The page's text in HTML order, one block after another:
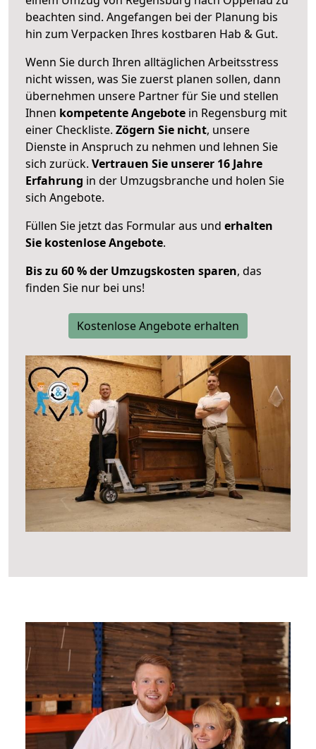
beachten sind. Angefangen bei der Planung bis
hin zum Verpacken Ihres kostbaren Hab & Gut.
Wenn Sie durch Ihren alltäglichen Arbeitsstress
nicht wissen, was Sie zuerst planen sollen, dann
übernehmen unsere Partner für Sie und stellen
Ihnen kompetente Angebote in Regensburg mit
einer Checkliste. Zögern Sie nicht, unsere
Dienste in Anspruch zu nehmen und lehnen Sie
sich zurück. Vertrauen Sie unserer 16 Jahre
Erfahrung in der Umzugsbranche und holen Sie
sich Angebote.
Füllen Sie jetzt das Formular aus und erhalten
Sie kostenlose Angebote.
Bis zu 60 % der Umzugskosten sparen, das
finden Sie nur bei uns!
Kostenlose Angebote erhalten